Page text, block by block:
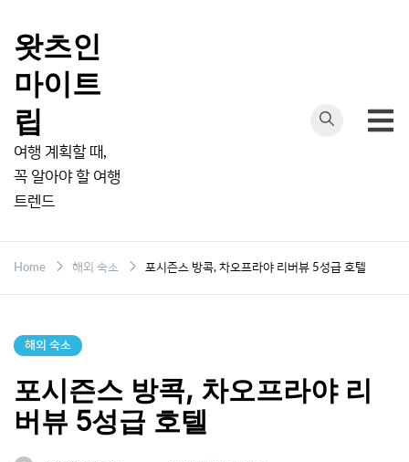
content
왓츠인
마이트
립
여행 계획할 때,
꼭 알아야 할 여행
트렌드
Home 해외 숙소 포시즌스 방콕, 차오프라야 리버뷰 5성급 호텔
해외 숙소
포시즌스 방콕, 차오프라야 리
버뷰 5성급 호텔